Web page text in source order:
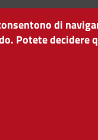
di
Potete decidere